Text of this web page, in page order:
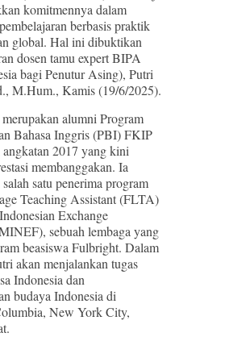
komitmennya dalam
berbasis praktik
global. Hal ini dibuktikan
dosen tamu expert BIPA
bagi Penutur Asing), Putri
M.Hum., Kamis (19/6/2025).
alumni Program
Bahasa Inggris (PBI) FKIP
2017 yang kini
membanggakan. Ia
satu penerima program
Teaching Assistant (FLTA)
Exchange
sebuah lembaga yang
beasiswa Fulbright. Dalam
akan menjalankan tugas
Indonesia dan
budaya Indonesia di
New York City,